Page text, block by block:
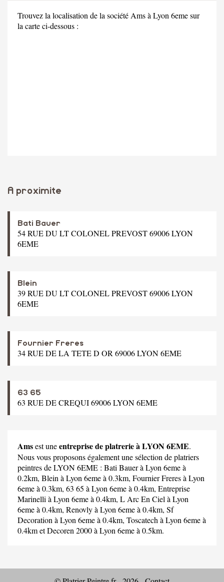
Trouvez la localisation de la société Ams à Lyon 6eme sur
la carte ci-dessous :
A proximite
Bati Bauer
54 RUE DU LT COLONEL PREVOST 69006 LYON
6EME
Blein
39 RUE DU LT COLONEL PREVOST 69006 LYON
6EME
Fournier Freres
34 RUE DE LA TETE D OR 69006 LYON 6EME
63 65
63 RUE DE CREQUI 69006 LYON 6EME
Amsest uneentreprise de platrerie à LYON 6EME.
Nous vous proposons également une sélection de platriers
peintres de LYON 6EME : Bati Bauerà Lyon 6eme à
0.2km, Blein à Lyon 6eme à 0.3km, Fournier Freresà Lyon
6eme à 0.3km, 63 65 à Lyon 6eme à 0.4km, Entreprise
Marinelli à Lyon 6eme à 0.4km, L Arc En Ciel à Lyon
6eme à 0.4km, Renovlyà Lyon 6eme à 0.4km, Sf
Decoration à Lyon 6eme à 0.4km, Toscatech à Lyon 6eme à
0.4km etDecoren 2000à Lyon 6eme à 0.5km.